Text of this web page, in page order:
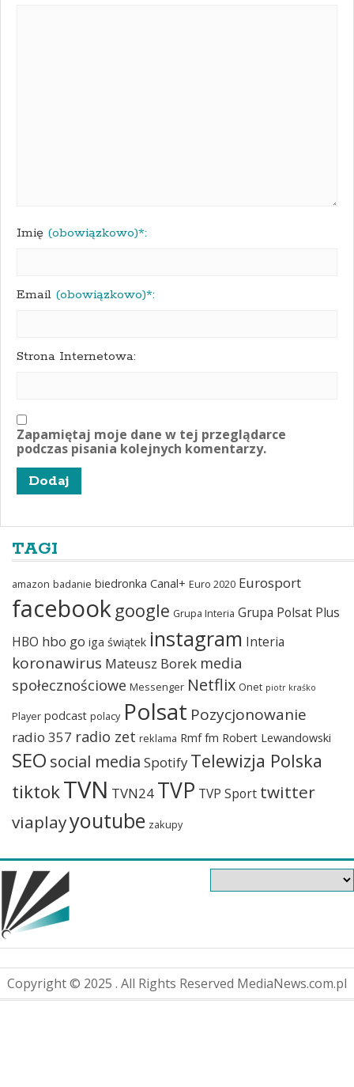
Imię (obowiązkowo)*:
Email (obowiązkowo)*:
Strona Internetowa:
Zapamiętaj moje dane w tej przeglądarce
podczas pisania kolejnych komentarzy.
TAGI
amazon badanie biedronka Canal+ Euro 2020 Eurosport
facebook google Grupa Interia Grupa Polsat Plus
HBO hbo go iga świątek instagram Interia
koronawirus Mateusz Borek media
społecznościowe Messenger Netflix Onet piotr kraśko
Player podcast polacy Polsat Pozycjonowanie
radio 357 radio zet reklama Rmf fm Robert Lewandowski
SEO social media Spotify Telewizja Polska
tiktokTVN TVN24 TVP TVP Sport twitter
viaplayyoutube zakupy
Copyright © 2025 . All Rights Reserved MediaNews.com.pl